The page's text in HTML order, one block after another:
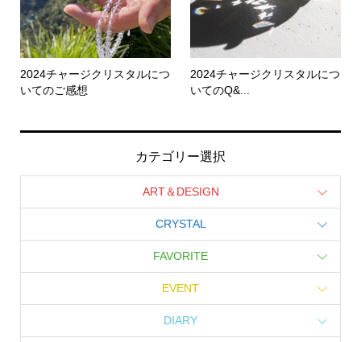
2024チャージクリスタルにつ
いてのご感想
2024チャージクリスタルにつ
いてのQ&...
カテゴリー選択
ART＆DESIGN
CRYSTAL
FAVORITE
EVENT
DIARY